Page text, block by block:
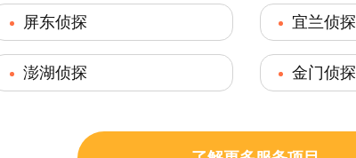
屏东侦探 宜兰侦探
澎湖侦探 金门侦探